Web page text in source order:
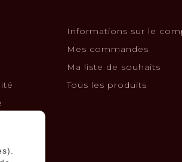
Informations sur le
Mes commandes
Ma liste de souhaits
Tous les produits